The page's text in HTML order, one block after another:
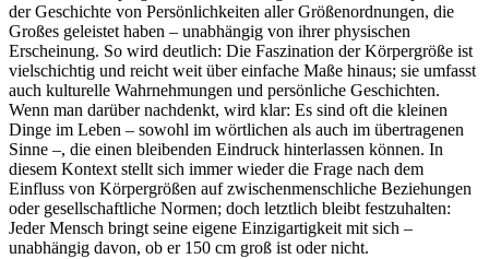
der Geschichte von Persönlichkeiten aller Größenordnungen, die
Großes geleistet haben – unabhängig von ihrer physischen
Erscheinung. So wird deutlich: Die Faszination der Körpergröße ist
vielschichtig und reicht weit über einfache Maße hinaus; sie umfasst
auch kulturelle Wahrnehmungen und persönliche Geschichten.
Wenn man darüber nachdenkt, wird klar: Es sind oft die kleinen
Dinge im Leben – sowohl im wörtlichen als auch im übertragenen
Sinne –, die einen bleibenden Eindruck hinterlassen können. In
diesem Kontext stellt sich immer wieder die Frage nach dem
Einfluss von Körpergrößen auf zwischenmenschliche Beziehungen
oder gesellschaftliche Normen; doch letztlich bleibt festzuhalten:
Jeder Mensch bringt seine eigene Einzigartigkeit mit sich –
unabhängig davon, ob er 150 cm groß ist oder nicht.